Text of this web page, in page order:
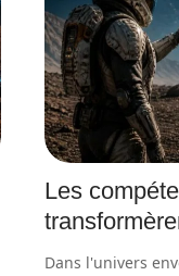
Les
Dans l'univers